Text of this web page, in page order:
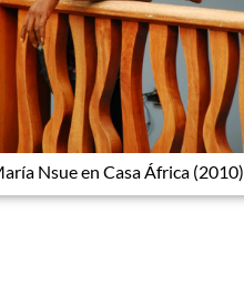
Nsue en Casa África (2010)